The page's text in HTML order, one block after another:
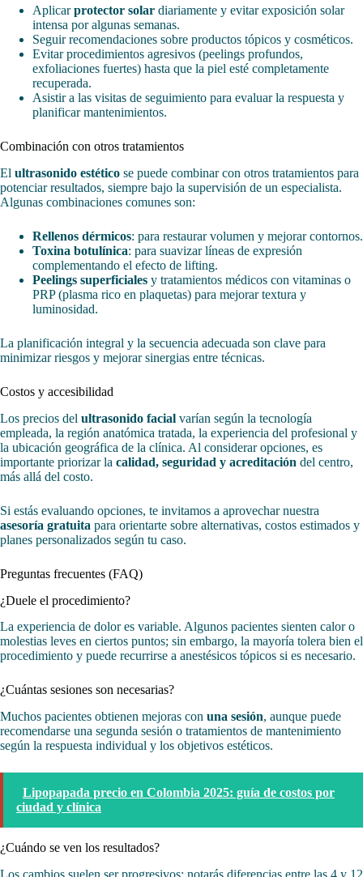
Aplicarprotector solar diariamente y evitar exposición solar
intensa por algunas semanas.
Seguir recomendaciones sobre productos tópicos y cosméticos.
Evitar procedimientos agresivos (peelings profundos,
exfoliaciones fuertes) hasta que la piel esté completamente
recuperada.
Asistir a las visitas de seguimiento para evaluar la respuesta y
planificar mantenimientos.
Combinación con otros tratamientos
El ultrasonido estético se puede combinar con otros tratamientos para
potenciar resultados, siempre bajo la supervisión de un especialista.
Algunas combinaciones comunes son:
Rellenos dérmicos: para restaurar volumen y mejorar contornos.
Toxina botulínica: para suavizar líneas de expresión
complementando el efecto de lifting.
Peelings superficiales y tratamientos médicos con vitaminas o
PRP (plasma rico en plaquetas) para mejorar textura y
luminosidad.
La planificación integral y la secuencia adecuada son clave para
minimizar riesgos y mejorar sinergias entre técnicas.
Costos y accesibilidad
Los precios del ultrasonido facial varían según la tecnología
empleada, la región anatómica tratada, la experiencia del profesional y
la ubicación geográfica de la clínica. Al considerar opciones, es
importante priorizar la calidad, seguridad y acreditación del centro,
más allá del costo.
Si estás evaluando opciones, te invitamos a aprovechar nuestra
asesoría gratuita para orientarte sobre alternativas, costos estimados y
planes personalizados según tu caso.
Preguntas frecuentes (FAQ)
¿Duele el procedimiento?
La experiencia de dolor es variable. Algunos pacientes sienten calor o
molestias leves en ciertos puntos; sin embargo, la mayoría tolera bien el
procedimiento y puede recurrirse a anestésicos tópicos si es necesario.
¿Cuántas sesiones son necesarias?
Muchos pacientes obtienen mejoras con una sesión, aunque puede
recomendarse una segunda sesión o tratamientos de mantenimiento
según la respuesta individual y los objetivos estéticos.
Lipopapada precio en Colombia 2025: guía de costos por
ciudad y clínica
¿Cuándo se ven los resultados?
Los cambios suelen ser progresivos: notarás diferencias entre las 4 y 12